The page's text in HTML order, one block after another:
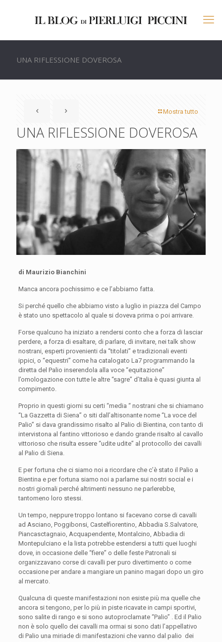
UNA RIFLESSIONE DOVEROSA
Mostra tutto
UNA RIFLESSIONE DOVEROSA
di Maurizio Bianchini
Manca ancora pochissimo e ce l’abbiamo fatta.
Si perché quello che abbiamo visto a luglio in piazza del Campo
è stato uno spettacolo al quale si doveva prima o poi arrivare.
Forse qualcuno ha iniziato a rendersi conto che a forza di lasciar
perdere, a forza di esaltare, di parlare, di invitare, nei talk show
nostrani, esperti provenienti da “titolati” e tradizionali eventi
ippici, o “equestri” come ha catalogato La7 programmando la
diretta del Palio inserendola alla voce “equitazione”
l’omologazione con tutte le altre “sagre” d’Italia è quasi giunta al
compimento.
Proprio in questi giorni su certi “media “ nostrani che si chiamano
“La Gazzetta di Siena” o siti dall’altisonante nome “La voce del
Palio” si dava grandissimo risalto al Palio di Bientina, con tanto di
intervistona al fantino vittorioso e dando grande risalto al cavallo
vittorioso che risulta essere “udite udite” al protocollo dei cavalli
al Palio di Siena.
E per fortuna che ci siamo noi a ricordare che c’è stato il Palio a
Bientina e per fortuna siamo noi a parlarne sui nostri social e i
nostri giornali perché altrimenti nessuno ne parlerebbe,
tantomeno loro stessi.
Un tempo, neppure troppo lontano si facevano corse di cavalli
ad Asciano, Poggibonsi, Castelfiorentino, Abbadia S.Salvatore,
Piancasctagnaio, Acquapendente, Montalcino, Abbadia di
Montepulciano e la lista potrebbe estendersi a tutti quei luoghi
dove, in occasione delle “fiere” o delle feste Patronali si
organizzavano corse di cavalli per puro divertimento o come
occasione per andare a mangiare un panino magari dopo un giro
al mercato.
Qualcuna di queste manifestazioni non esiste più ma quelle che
ancora si tengono, per lo più in piste ricavate in campi sportivi,
sono salite di rango e si sono autoproclamate “Palio” . Ed il Palio
non è solo quello dei cavalli ma ormai si sono dati l’appellativo
di Palio una miriade di manifestazioni che vanno dal palio dei